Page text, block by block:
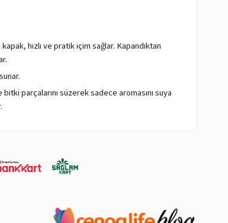
hızlı ve pratik içim sağlar. Kapandıktan
parçalarını süzerek sadece aromasını suya
BPA'dan korunmasına yardımcı olur.